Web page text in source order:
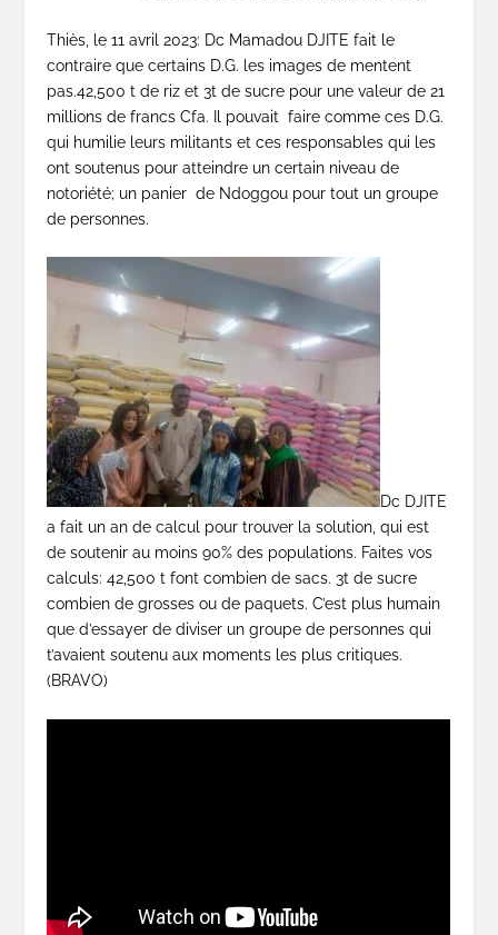
Thiès, le 11 avril 2023: Dc Mamadou DJITE fait le
contraire que certains D.G. les images de mentent
pas.42,500 t de riz et 3t de sucre pour une valeur de 21
millions de francs Cfa. Il pouvait faire comme ces D.G.
qui humilie leurs militants et ces responsables qui les
ont soutenus pour atteindre un certain niveau de
notoriété; un panier de Ndoggou pour tout un groupe
de personnes.
Dc DJITE
a fait un an de calcul pour trouver la solution, qui est
de soutenir au moins 90% des populations. Faites vos
calculs: 42,500 t font combien de sacs. 3t de sucre
combien de grosses ou de paquets. C’est plus humain
que d’essayer de diviser un groupe de personnes qui
t’avaient soutenu aux moments les plus critiques.
(BRAVO)